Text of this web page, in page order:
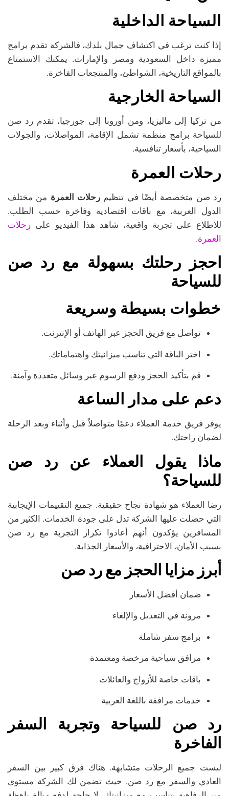
السياحة الداخلية
إذا كنت ترغب في اكتشاف جمال بلدك، فالشركة تقدم برامج
مميزة داخل السعودية ومصر والإمارات. يمكنك الاستمتاع
بالمواقع التاريخية، الشواطئ، والمنتجعات الفاخرة.
السياحة الخارجية
من تركيا إلى ماليزيا، ومن أوروبا إلى جورجيا، تقدم رد صن
للسياحة برامج منظمة تشمل الإقامة، المواصلات، والجولات
السياحية، بأسعار تنافسية.
رحلات العمرة
رد صن متخصصة أيضًا في تنظيم رحلات العمرة من مختلف
الدول العربية، مع باقات اقتصادية وفاخرة حسب الطلب.
للاطلاع على تجربة واقعية، شاهد هذا الفيديو على رحلات
العمرة.
احجز رحلتك بسهولة مع رد صن
للسياحة
خطوات بسيطة وسريعة
تواصل مع فريق الحجز عبر الهاتف أو الإنترنت.
اختر الباقة التي تناسب ميزانيتك واهتماماتك.
قم بتأكيد الحجز ودفع الرسوم عبر وسائل متعددة وآمنة.
دعم على مدار الساعة
يوفر فريق خدمة العملاء دعمًا متواصلاً قبل وأثناء وبعد الرحلة
لضمان راحتك.
ماذا يقول العملاء عن رد صن
للسياحة؟
رضا العملاء هو شهادة نجاح حقيقية. جميع التقييمات الإيجابية
التي حصلت عليها الشركة تدل على جودة الخدمات. الكثير من
المسافرين يؤكدون أنهم أعادوا تكرار التجربة مع رد صن
بسبب الأمان، الاحترافية، والأسعار الجذابة.
أبرز مزايا الحجز مع رد صن
ضمان أفضل الأسعار
مرونة في التعديل والإلغاء
برامج سفر شاملة
مرافق سياحية مرخصة ومعتمدة
باقات خاصة للأزواج والعائلات
خدمات مرافقة باللغة العربية
رد صن للسياحة وتجربة السفر
الفاخرة
ليست جميع الرحلات متشابهة. هناك فرق كبير بين السفر
العادي والسفر مع رد صن. حيث تضمن لك الشركة مستوى